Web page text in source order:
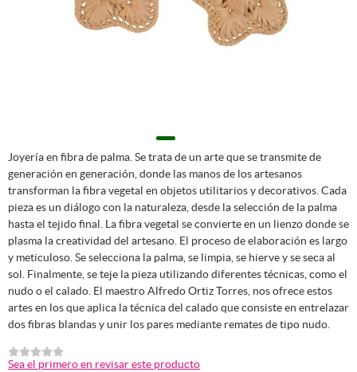
Joyería en fibra de palma. Se trata de un arte que se transmite de
generación en generación, donde las manos de los artesanos
transforman la fibra vegetal en objetos utilitarios y decorativos. Cada
pieza es un diálogo con la naturaleza, desde la selección de la palma
hasta el tejido final. La fibra vegetal se convierte en un lienzo donde se
plasma la creatividad del artesano. El proceso de elaboración es largo
y meticuloso. Se selecciona la palma, se limpia, se hierve y se seca al
sol. Finalmente, se teje la pieza utilizando diferentes técnicas, como el
nudo o el calado. El maestro Alfredo Ortiz Torres, nos ofrece estos
artes en los que aplica la técnica del calado que consiste en entrelazar
dos fibras blandas y unir los pares mediante remates de tipo nudo.
Sea el primero en revisar este producto